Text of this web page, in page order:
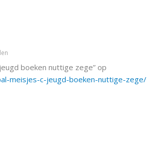
boeken nuttige zege” op
meisjes-c-jeugd-boeken-nuttige-zege/